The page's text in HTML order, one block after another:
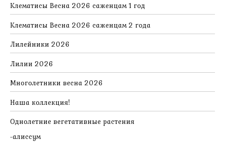
Клематисы Весна 2026 саженцам 1 год
Клематисы Весна 2026 саженцам 2 года
Лилейники 2026
Лилии 2026
Многолетники весна 2026
Наша коллекция!
Однолетние вегетативные растения
алиссум